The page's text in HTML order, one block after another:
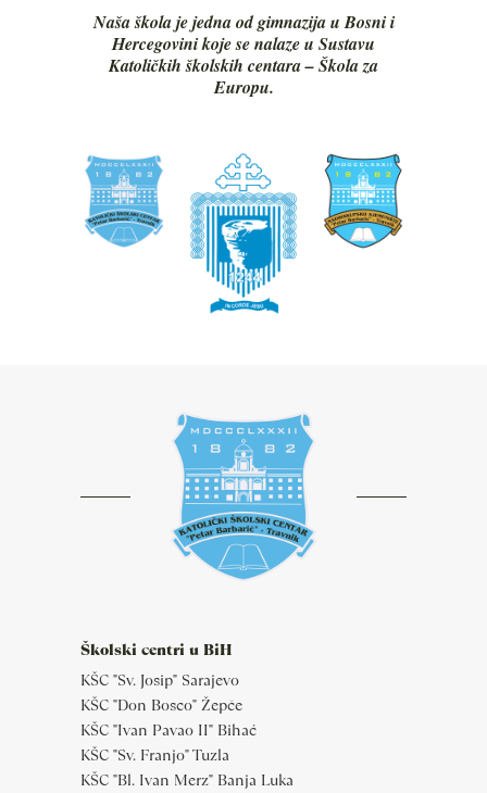
Naša škola je jedna od gimnazija u Bosni i
Hercegovini koje se nalaze u Sustavu
Katoličkih školskih centara – Škola za
Europu.
Školski centri u BiH
KŠC "Sv. Josip" Sarajevo
KŠC "Don Bosco" Žepče
KŠC "Ivan Pavao II" Bihać
KŠC "Sv. Franjo" Tuzla
KŠC "Bl. Ivan Merz" Banja Luka